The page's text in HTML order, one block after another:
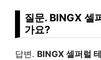
질문. BINGX 셀
가요?
답변. BINGX 셀퍼럴